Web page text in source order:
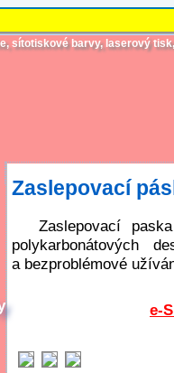
sítotiskové barvy, laserový
Zaslepovací
Zaslepovací
polykarbonátových
a bezproblémové
e-